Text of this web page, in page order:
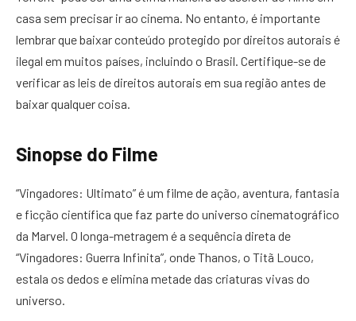
casa sem precisar ir ao cinema. No entanto, é importante
lembrar que baixar conteúdo protegido por direitos autorais é
ilegal em muitos países, incluindo o Brasil. Certifique-se de
verificar as leis de direitos autorais em sua região antes de
baixar qualquer coisa.
Sinopse do Filme
“Vingadores: Ultimato” é um filme de ação, aventura, fantasia
e ficção científica que faz parte do universo cinematográfico
da Marvel. O longa-metragem é a sequência direta de
“Vingadores: Guerra Infinita”, onde Thanos, o Titã Louco,
estala os dedos e elimina metade das criaturas vivas do
universo.